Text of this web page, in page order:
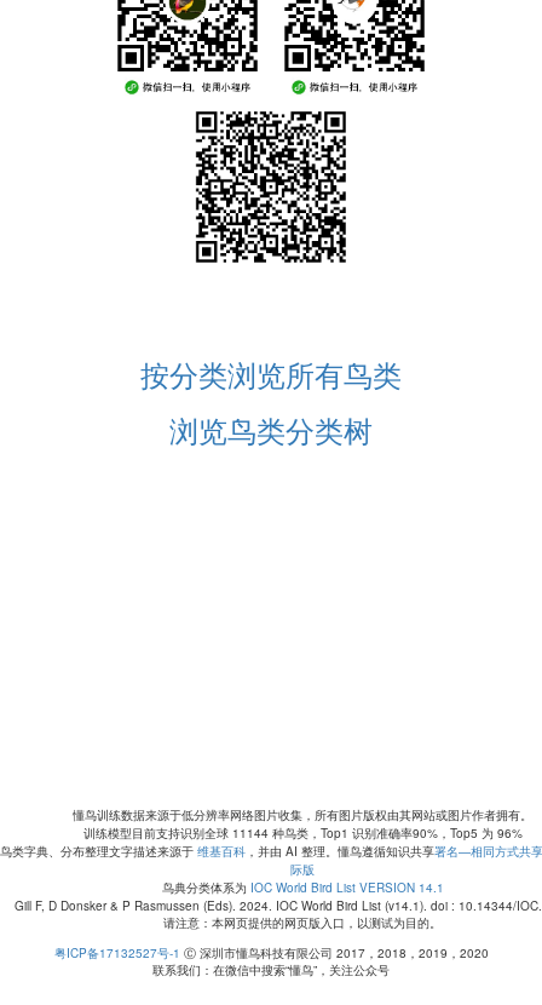
按分类浏览所有鸟类
浏览鸟类分类树
懂鸟训练数据来源于低分辨率网络图片收集，所有图片版权由其网站或图片作者拥有。
训练模型目前支持识别全球 11144 种鸟类，Top1 识别准确率90%，Top5 为 96%
鸟类字典、分布整理文字描述来源于 维基百科 ，并由 AI 整理。懂鸟遵循知识共享署名—相同方式共
际版
鸟典分类体系为 IOC World Bird List VERSION 14.1
Gill F, D Donsker & P Rasmussen (Eds). 2024. IOC World Bird List (v14.1). doi : 10.14344/
请注意：本网页提供的网页版入口，以测试为目的。
粤ICP备17132527号-1 Ⓒ 深圳市懂鸟科技有限公司 2017，2018，2019，2020
联系我们：在微信中搜索“懂鸟”，关注公众号